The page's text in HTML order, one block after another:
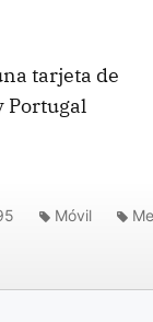
tarjeta de
Portugal
Móvil